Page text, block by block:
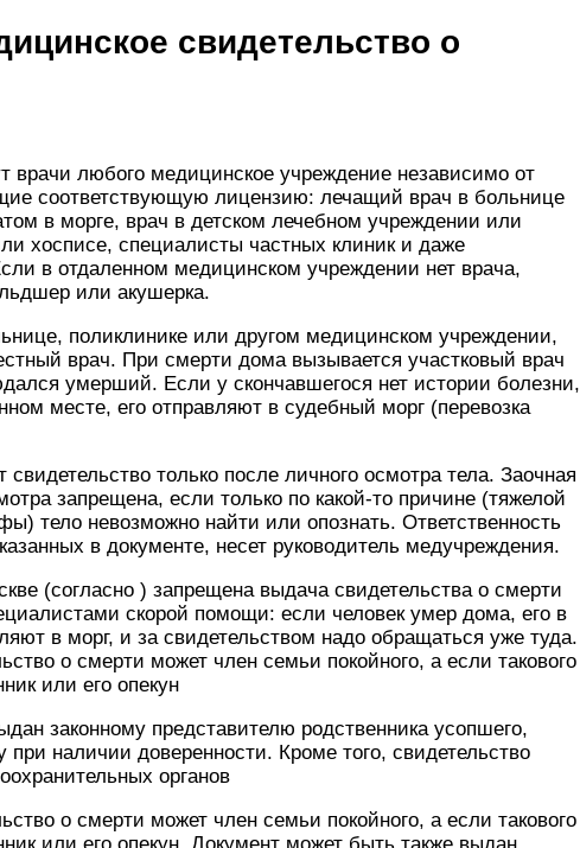
свидетельство о
врачи любого медицинское учреждение независимо от
соответствующую лицензию: лечащий врач в больнице
в морге, врач в детском лечебном учреждении или
хосписе, специалисты частных клиник и даже
в отдаленном медицинском учреждении нет врача,
или акушерка.
поликлинике или другом медицинском учреждении,
врач. При смерти дома вызывается участковый врач
умерший. Если у скончавшегося нет истории болезни,
месте, его отправляют в судебный морг (перевозка
только после личного осмотра тела. Заочная
запрещена, если только по какой-то причине (тяжелой
тело невозможно найти или опознать. Ответственность
в документе, несет руководитель медучреждения.
(согласно ) запрещена выдача свидетельства о смерти
скорой помощи: если человек умер дома, его в
в морг, и за свидетельством надо обращаться уже туда.
о смерти может член семьи покойного, а если такового
или его опекун
законному представителю родственника усопшего,
при наличии доверенности. Кроме того, свидетельство
органов
о смерти может член семьи покойного, а если такового